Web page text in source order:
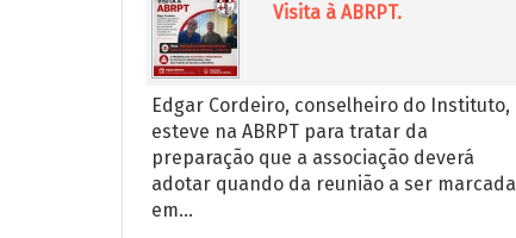
Visita à ABRPT.
Edgar Cordeiro, conselheiro do Instituto,
esteve na ABRPT para tratar da
preparação que a associação deverá
adotar quando da reunião a ser marcada
em...